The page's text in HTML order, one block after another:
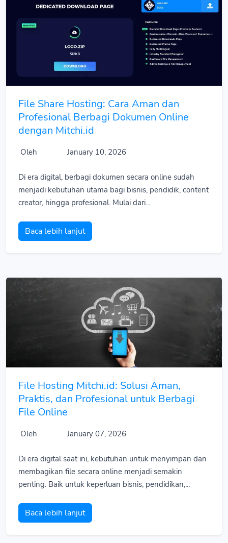
File Share Hosting: Cara Aman dan
Profesional Berbagi Dokumen Online
dengan Mitchi.id
Oleh January 10, 2026
Di era digital, berbagi dokumen secara online sudah
menjadi kebutuhan utama bagi bisnis, pendidik, content
creator, hingga profesional. Mulai dari...
Baca lebih lanjut
File Hosting Mitchi.id: Solusi Aman,
Praktis, dan Profesional untuk Berbagi
File Online
Oleh January 07, 2026
Di era digital saat ini, kebutuhan untuk menyimpan dan
membagikan file secara online menjadi semakin
penting. Baik untuk keperluan bisnis, pendidikan,...
Baca lebih lanjut